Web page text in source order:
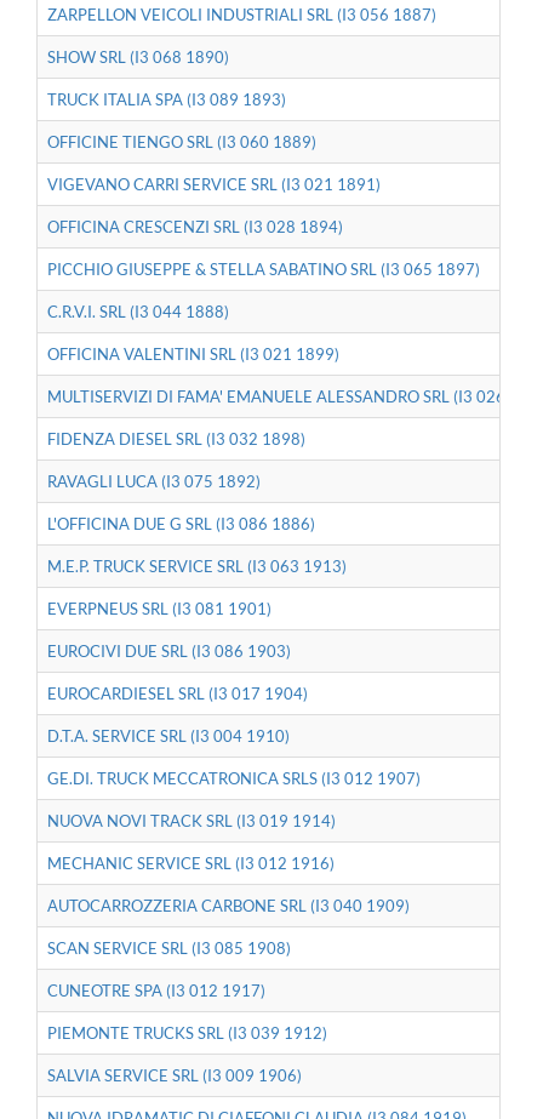
ZARPELLON VEICOLI INDUSTRIALI SRL (I3 056 1887)
SHOW SRL (I3 068 1890)
TRUCK ITALIA SPA (I3 089 1893)
OFFICINE TIENGO SRL (I3 060 1889)
VIGEVANO CARRI SERVICE SRL (I3 021 1891)
OFFICINA CRESCENZI SRL (I3 028 1894)
PICCHIO GIUSEPPE & STELLA SABATINO SRL (I3 065 1897)
C.R.V.I. SRL (I3 044 1888)
OFFICINA VALENTINI SRL (I3 021 1899)
MULTISERVIZI DI FAMA' EMANUELE ALESSANDRO SRL (I3 026
FIDENZA DIESEL SRL (I3 032 1898)
RAVAGLI LUCA (I3 075 1892)
L'OFFICINA DUE G SRL (I3 086 1886)
M.E.P. TRUCK SERVICE SRL (I3 063 1913)
EVERPNEUS SRL (I3 081 1901)
EUROCIVI DUE SRL (I3 086 1903)
EUROCARDIESEL SRL (I3 017 1904)
D.T.A. SERVICE SRL (I3 004 1910)
GE.DI. TRUCK MECCATRONICA SRLS (I3 012 1907)
NUOVA NOVI TRACK SRL (I3 019 1914)
MECHANIC SERVICE SRL (I3 012 1916)
AUTOCARROZZERIA CARBONE SRL (I3 040 1909)
SCAN SERVICE SRL (I3 085 1908)
CUNEOTRE SPA (I3 012 1917)
PIEMONTE TRUCKS SRL (I3 039 1912)
SALVIA SERVICE SRL (I3 009 1906)